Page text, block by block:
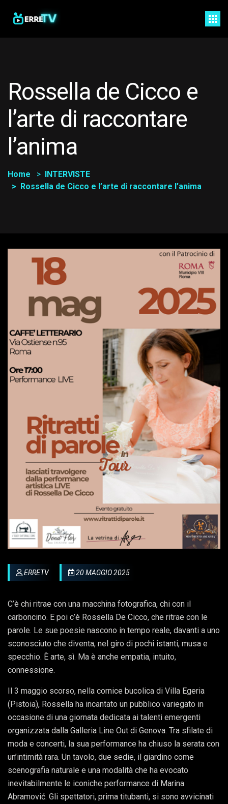
Rossella de Cicco e
l’arte di raccontare
l’anima
Home
INTERVISTE
Rossella de Cicco e l’arte di raccontare l’anima
ERRETV 20 MAGGIO 2025
C’è chi ritrae con una macchina fotografica, chi con il
carboncino. E poi c’è Rossella De Cicco, che ritrae con le
parole. Le sue poesie nascono in tempo reale, davanti a uno
sconosciuto che diventa, nel giro di pochi istanti, musa e
specchio. È arte, sì. Ma è anche empatia, intuito,
connessione.
Il 3 maggio scorso, nella cornice bucolica di Villa Egeria
(Pistoia), Rossella ha incantato un pubblico variegato in
occasione di una giornata dedicata ai talenti emergenti
organizzata dalla Galleria Line Out di Genova. Tra sfilate di
moda e concerti, la sua performance ha chiuso la serata con
un’intimità rara. Un tavolo, due sedie, il giardino come
scenografia naturale e una modalità che ha evocato
inevitabilmente le iconiche performance di Marina
Abramović. Gli spettatori, prima titubanti, si sono avvicinati